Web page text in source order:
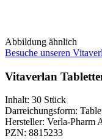
Abbildung ähnlich
Besuche unseren
Vitaverlan
Inhalt: 30 Stück
Darreichungsform:
Hersteller: Verla-Pharm
PZN: 8815233